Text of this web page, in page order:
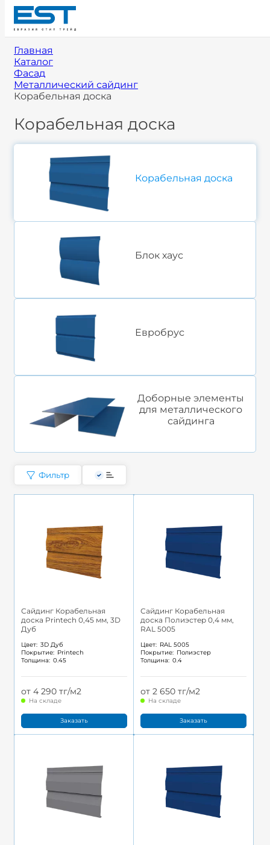
Главная
Каталог
Фасад
Металлический сайдинг
Корабельная доска
Корабельная доска
Корабельная доска
Блок хаус
Евробрус
Доборные элементы
для металлического
сайдинга
Фильтр
Сайдинг Корабельная
доска Printech 0,45 мм, 3D
Дуб
Цвет: 3D Дуб
Покрытие: Printech
Толщина: 0.45
от 4 290 тг/м2
На складе
Заказать
Сайдинг Корабельная
доска Полиэстер 0,4 мм,
RAL 5005
Цвет: RAL 5005
Покрытие: Полиэстер
Толщина: 0.4
от 2 650 тг/м2
На складе
Заказать